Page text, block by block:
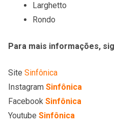
Larghetto
Rondo
Para mais informações,
Site Sinfônica
Instagram Sinfônica
Facebook Sinfônica
Youtube Sinfônica